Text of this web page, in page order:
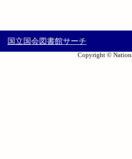
国立国会図書館サーチ
Copyright ©